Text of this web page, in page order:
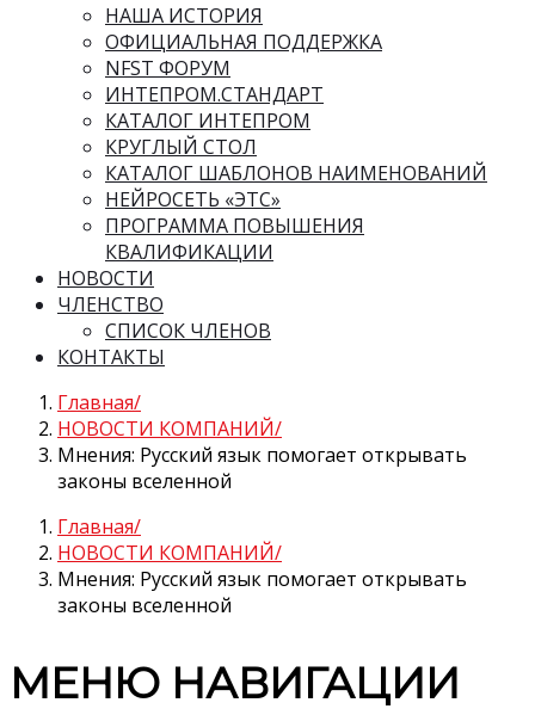
НАША ИСТОРИЯ
ОФИЦИАЛЬНАЯ ПОДДЕРЖКА
NFST ФОРУМ
ИНТЕПРОМ.СТАНДАРТ
КАТАЛОГ ИНТЕПРОМ
КРУГЛЫЙ СТОЛ
КАТАЛОГ ШАБЛОНОВ НАИМЕНОВАНИЙ
НЕЙРОСЕТЬ «ЭТС»
ПРОГРАММА ПОВЫШЕНИЯ
КВАЛИФИКАЦИИ
НОВОСТИ
ЧЛЕНСТВО
СПИСОК ЧЛЕНОВ
КОНТАКТЫ
Главная
НОВОСТИ КОМПАНИЙ
Мнения: Русский язык помогает открывать
законы вселенной
Главная
НОВОСТИ КОМПАНИЙ
Мнения: Русский язык помогает открывать
законы вселенной
МЕНЮ НАВИГАЦИИ